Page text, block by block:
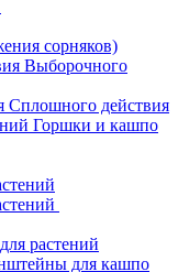
сорняков)
Выборочного
Сплошного действия
Горшки и кашпо
растений
для кашпо